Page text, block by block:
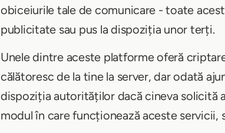
obiceiurile tale de comunicare - toate
publicitate sau pus la dispoziția unor terți.
Unele dintre aceste platforme oferă
călătoresc de la tine la server, dar odată
dispoziția autorităților dacă cineva solicită
modul în care funcționează aceste